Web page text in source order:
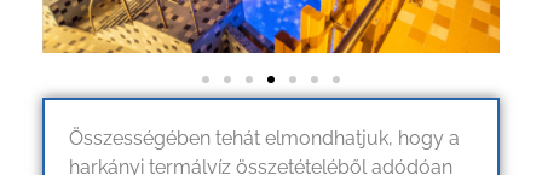
Összességében tehát elmondhatjuk, hogy a
harkányi termálvíz összetételéből adódóan